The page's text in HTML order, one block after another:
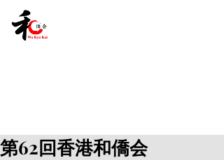
第62回香港和僑会